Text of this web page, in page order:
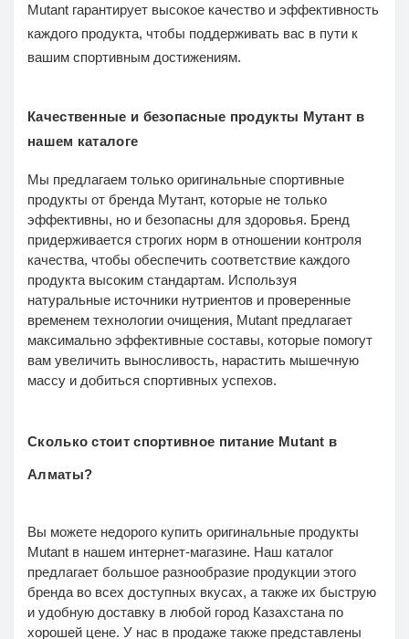
Mutant гарантирует высокое качество и эффективность
каждого продукта, чтобы поддерживать вас в пути к
вашим спортивным достижениям.
Качественные и безопасные продукты Мутант в
нашем каталоге
Мы предлагаем только оригинальные спортивные
продукты от бренда Мутант, которые не только
эффективны, но и безопасны для здоровья. Бренд
придерживается строгих норм в отношении контроля
качества, чтобы обеспечить соответствие каждого
продукта высоким стандартам. Используя
натуральные источники нутриентов и проверенные
временем технологии очищения, Mutant предлагает
максимально эффективные составы, которые помогут
вам увеличить выносливость, нарастить мышечную
массу и добиться спортивных успехов.
Сколько стоит спортивное питание Mutant в
Алматы?
Вы можете недорого купить оригинальные продукты
Mutant в нашем интернет-магазине. Наш каталог
предлагает большое разнообразие продукции этого
бренда во всех доступных вкусах, а также их быструю
и удобную доставку в любой город Казахстана по
хорошей цене. У нас в продаже также представлены